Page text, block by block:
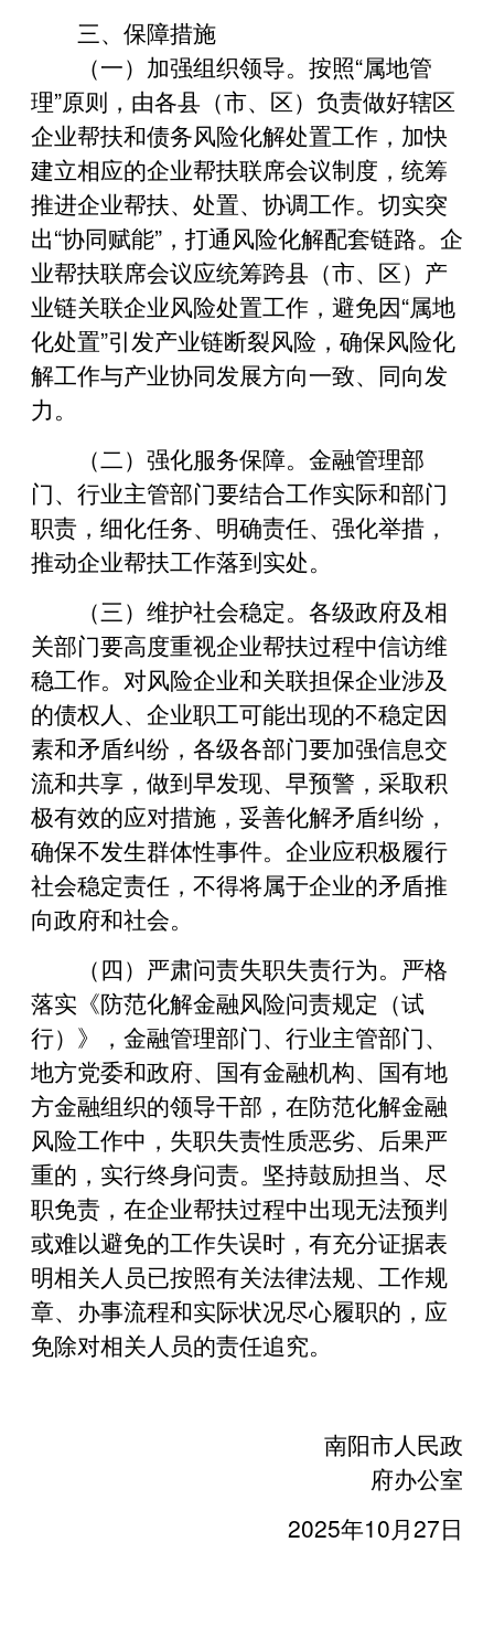
三、保障措施
（一）加强组织领导。按照“属地管
理”原则，由各县（市、区）负责做好辖区
企业帮扶和债务风险化解处置工作，加快
建立相应的企业帮扶联席会议制度，统筹
推进企业帮扶、处置、协调工作。切实突
出“协同赋能”，打通风险化解配套链路。企
业帮扶联席会议应统筹跨县（市、区）产
业链关联企业风险处置工作，避免因“属地
化处置”引发产业链断裂风险，确保风险化
解工作与产业协同发展方向一致、同向发
力。
（二）强化服务保障。金融管理部
门、行业主管部门要结合工作实际和部门
职责，细化任务、明确责任、强化举措，
推动企业帮扶工作落到实处。
（三）维护社会稳定。各级政府及相
关部门要高度重视企业帮扶过程中信访维
稳工作。对风险企业和关联担保企业涉及
的债权人、企业职工可能出现的不稳定因
素和矛盾纠纷，各级各部门要加强信息交
流和共享，做到早发现、早预警，采取积
极有效的应对措施，妥善化解矛盾纠纷，
确保不发生群体性事件。企业应积极履行
社会稳定责任，不得将属于企业的矛盾推
向政府和社会。
（四）严肃问责失职失责行为。严格
落实《防范化解金融风险问责规定（试
行）》，金融管理部门、行业主管部门、
地方党委和政府、国有金融机构、国有地
方金融组织的领导干部，在防范化解金融
风险工作中，失职失责性质恶劣、后果严
重的，实行终身问责。坚持鼓励担当、尽
职免责，在企业帮扶过程中出现无法预判
或难以避免的工作失误时，有充分证据表
明相关人员已按照有关法律法规、工作规
章、办事流程和实际状况尽心履职的，应
免除对相关人员的责任追究。
南阳市人民政
府办公室
2025年10月27日